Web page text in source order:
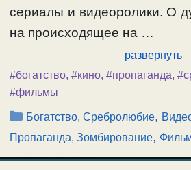
сериалы и видеоролики. О
на происходящее на …
развернуть
#богатство, #кино, #пропаганда,
#фильмы
Рубрики
Богатство, Сребролюбие,
Пропаганда, Зомбирование,